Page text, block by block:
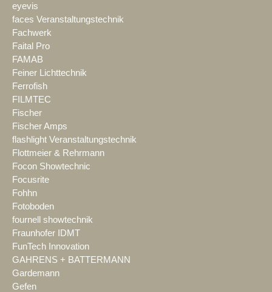
eyevis
faces Veranstaltungstechnik
Fachwerk
Faital Pro
FAMAB
Feiner Lichttechnik
Ferrofish
FILMTEC
Fischer
Fischer Amps
flashlight Veranstaltungstechnik
Flottmeier & Rehrmann
Focon Showtechnic
Focusrite
Fohhn
Fotoboden
fournell showtechnik
Fraunhofer IDMT
FunTech Innovation
GAHRENS + BATTERMANN
Gardemann
Gefen